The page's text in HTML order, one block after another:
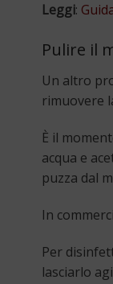
Leggi:
Pulire il
Un altro
rimuovere
È il
acqua e
puzza dal
In
Per
lasciarlo